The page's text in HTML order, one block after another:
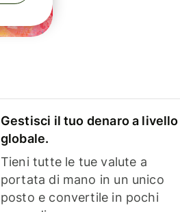
Gestisci il tuo denaro a livello
globale.
Tieni tutte le tue valute a
portata di mano in un unico
posto e convertile in pochi